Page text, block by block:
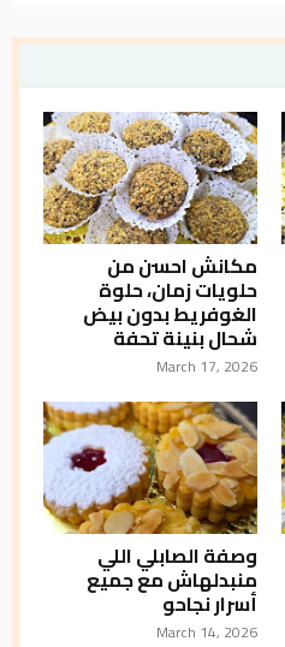
مكانش احسن من
حلويات زمان، حلوة
الغوفريط بدون بيض
شحال بنينة تحفة
March 17, 2026
وصفة الصابلي اللي
منبدلهاش مع جميع
أسرار نجاحو
March 14, 2026